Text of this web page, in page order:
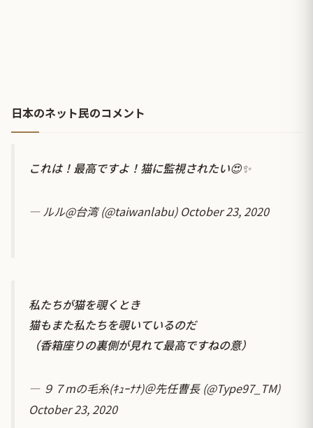
日本のネット民のコメント
これは！最高ですよ！猫に監視されたい😍✨
— ルル@台湾 (@taiwanlabu) October 23, 2020
私たちが猫を覗くとき
猫もまた私たちを覗いているのだ
（香箱座りの裏側が見れて最高ですねの意）
— ９７mの毛糸(ｷｭｰﾅﾅ)＠先任曹長 (@Type97_TM)
October 23, 2020